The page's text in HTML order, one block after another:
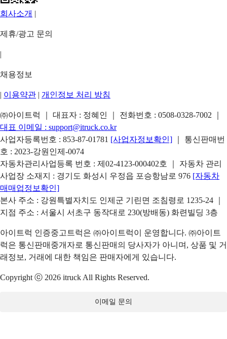
회사소개 |
제휴/광고 문의
|
채용정보
| 이용약관 | 개인정보 처리 방침
㈜아이트럭 ｜ 대표자 : 정혜인 ｜ 전화번호 : 0508-0328-7002
대표 이메일 : support@itruck.co.kr
사업자등록번호 : 853-87-01781 [사업자정보확인]
｜ 통신판매번
호 : 2023-강원인제-0074
자동차관리사업등록 번호 : 제02-4123-000402호 ｜ 자동차 관리
사업장 소재지 : 경기도 화성시 우정읍 포승항남로 976 [자동차
매매업정보확인]
본사 주소 : 강원특별자치도 인제군 기린면 조침령로 1235-24 ｜
지점 주소 : 서울시 서초구 동작대로 230(방배동) 화련빌딩 3층
아이트럭 인증중고트럭은 ㈜아이트럭이 운영합니다. ㈜아이트
럭은 통신판매중개자로 통신판매의 당사자가 아니며, 상품 및 거
래정보, 거래에 대한 책임은 판매자에게 있습니다.
Copyright ⓒ 2026 itruck All Rights Reserved.
이메일 문의